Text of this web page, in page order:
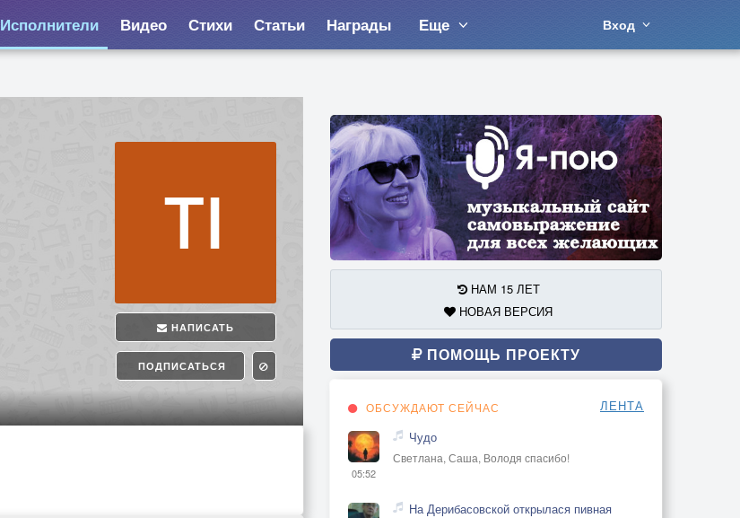
Исполнители Видео Стихи Статьи Награды Еще Вход
НАПИСАТЬ
ПОДПИСАТЬСЯ
НАМ 15 ЛЕТ
НОВАЯ ВЕРСИЯ
ПОМОЩЬ ПРОЕКТУ
ОБСУЖДАЮТ СЕЙЧАС ЛЕНТА
05:52
Чудо
Светлана, Саша, Володя спасибо!
На Дерибасовской открылася пивная